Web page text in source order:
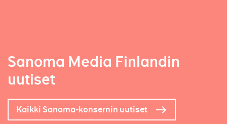
Sanoma Media Finlandin
uutiset
Kaikki Sanoma-konsernin uutiset